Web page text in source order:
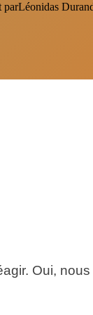
parLéonidas
Oui,